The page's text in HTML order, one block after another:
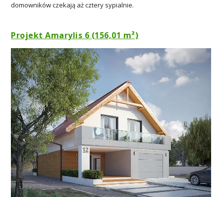
domowników czekają aż cztery sypialnie.
Projekt Amarylis 6 (156,01 m²)